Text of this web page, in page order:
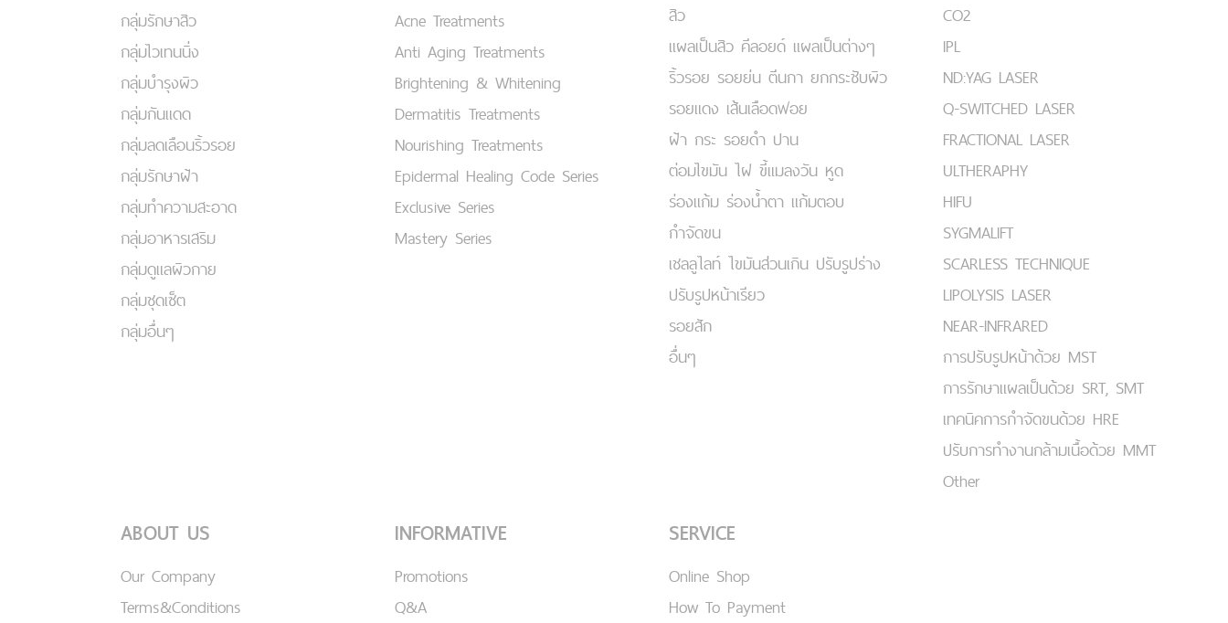
กลุ่มรักษาสิว
กลุ่มไวเทนนิ่ง
กลุ่มบำรุงผิว
กลุ่มกันแดด
กลุ่มลดเลือนริ้วรอย
กลุ่มรักษาฝ้า
กลุ่มทำความสะอาด
กลุ่มอาหารเสริม
กลุ่มดูแลผิวกาย
กลุ่มชุดเซ็ต
กลุ่มอื่นๆ
Acne Treatments
Anti Aging Treatments
Brightening & Whitening
Dermatitis Treatments
Nourishing Treatments
Epidermal Healing Code Series
Exclusive Series
Mastery Series
สิว
แผลเป็นสิว คีลอยด์ แผลเป็นต่างๆ
ริ้วรอย รอยย่น ตีนกา ยกกระชับผิว
รอยแดง เส้นเลือดฟอย
ฝ้า กระ รอยดำ ปาน
ต่อมไขมัน ไฝ ขี้แมลงวัน หูด
ร่องแก้ม ร่องน้ำตา แก้มตอบ
กำจัดขน
เชลลูไลท์ ไขมันส่วนเกิน ปรับรูปร่าง
ปรับรูปหน้าเรียว
รอยสัก
อื่นๆ
CO2
IPL
ND:YAG LASER
Q-SWITCHED LASER
FRACTIONAL LASER
ULTHERAPHY
HIFU
SYGMALIFT
SCARLESS TECHNIQUE
LIPOLYSIS LASER
NEAR-INFRARED
การปรับรูปหน้าด้วย MST
การรักษาแผลเป็นด้วย SRT, SMT
เทคนิคการกำจัดขนด้วย HRE
ปรับการทำงานกล้ามเนื้อด้วย MMT
Other
ABOUT US
Our Company
Terms&Conditions
INFORMATIVE
Promotions
Q&A
SERVICE
Online Shop
How To Payment